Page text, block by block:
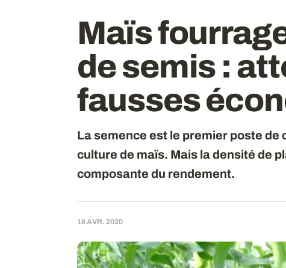
Maïs
de semis :
fausses
La semence est le premier poste
culture de maïs. Mais la densité de
composante du rendement.
16 AVR. 2020